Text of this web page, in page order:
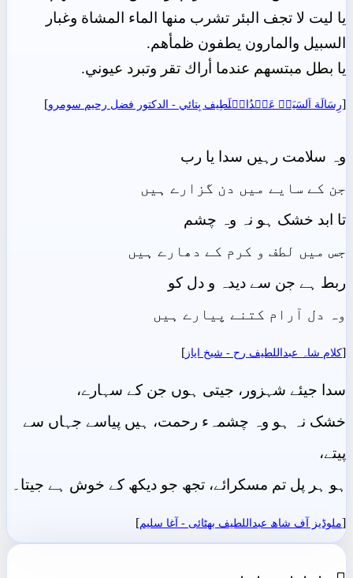
يا ليت لا تجف البئر تشرب منها الماء المشاة وغبار
السبيل والمارون يطفون ظمأهم.
يا بطل مبتسهم عندما أراك تقر وتبرد عيوني.
[رِسَالَة اَلسَيَدۡ عَبۡدُالۡلَطِيف بِتائي - الدکتور فضل رحیم سومرو]
وہ سلامت رہیں سدا یا رب
جن کے سایے میں دن گزارے ہیں
تا ابد خشک ہو نہ وہ چشم
جس میں لطف و کرم کے دھارے ہیں
ربط ہے جن سے دیدہ و دل کو
وہ دل آرام کتنے پیارے ہیں
[کلام شاہ عبداللطیف رح - شيخ اياز ]
سدا جیئے شہزور، جیتی ہوں جن کے سہارے،
خشک نہ ہو وہ چشمہء رحمت، ہیں پیاسے جہاں سے
پیتے،
ہو ہر پل تم مسکرائے، تجھ جو دیکھ کے خوش ہے جیتا۔
[ملوڈیز آف شاھ عبداللطیف بھٹائی - آغا سليم]